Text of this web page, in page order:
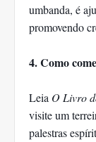
umbanda, é
promovendo
4. Como
Leia O Livro
visite um
palestras